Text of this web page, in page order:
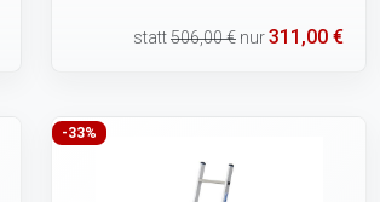
statt506,00 € nur311,00 €
-33%